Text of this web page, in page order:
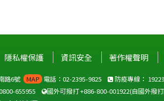
隱私權保護 資訊安全 著作權聲明
路6號 MAP 電話：02-2395-9825 防疫專線： 1922
655955 國外可撥打+886-800-001922(自國外撥